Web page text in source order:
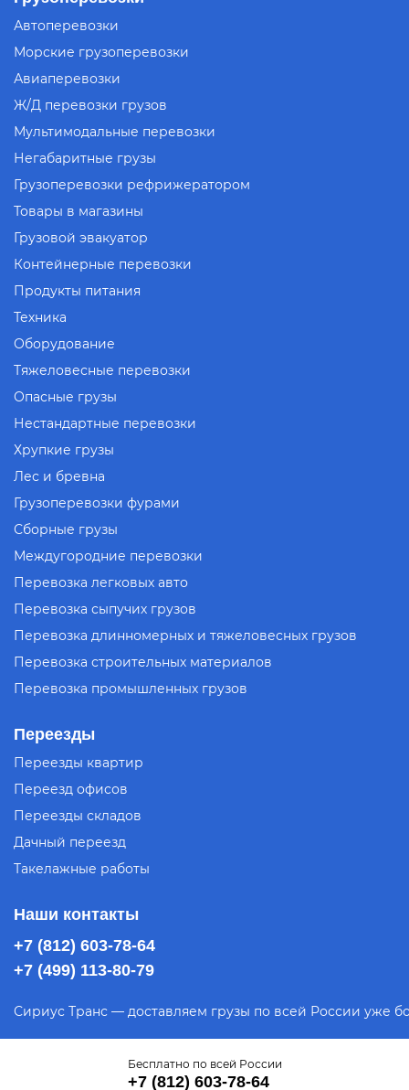
Автоперевозки
Морские грузоперевозки
Авиаперевозки
Ж/Д перевозки грузов
Мультимодальные перевозки
Негабаритные грузы
Грузоперевозки рефрижератором
Товары в магазины
Грузовой эвакуатор
Контейнерные перевозки
Продукты питания
Техника
Оборудование
Тяжеловесные перевозки
Опасные грузы
Нестандартные перевозки
Хрупкие грузы
Лес и бревна
Грузоперевозки фурами
Сборные грузы
Междугородние перевозки
Перевозка легковых авто
Перевозка сыпучих грузов
Перевозка длинномерных и тяжеловесных грузов
Перевозка строительных материалов
Перевозка промышленных грузов
Переезды
Переезды квартир
Переезд офисов
Переезды складов
Дачный переезд
Такелажные работы
Наши контакты
+7 (812) 603-78-64
+7 (499) 113-80-79
Сириус Транс — доставляем грузы по всей России уже
Бесплатно по всей России
+7 (812) 603-78-64